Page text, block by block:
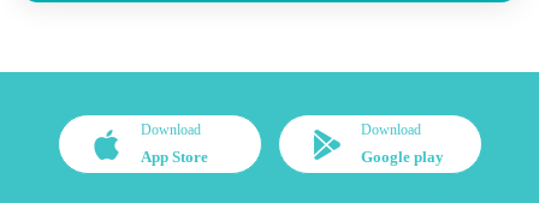
Download
Google play
Download
App Store